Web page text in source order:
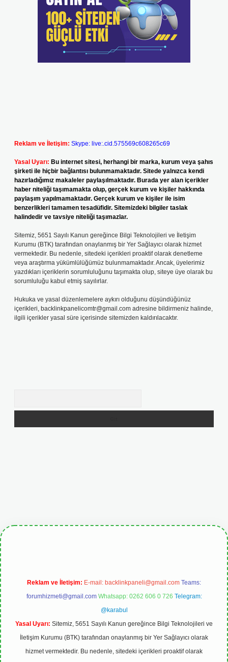
Reklam ve İletişim: Skype: live:.cid.575569c608265c69
Yasal Uyarı: Bu internet sitesi, herhangi bir marka, kurum veya şahıs
şirketi ile hiçbir bağlantısı bulunmamaktadır. Sitede yalnızca kendi
hazırladığımız makaleler paylaşılmaktadır. Burada yer alan içerikler
haber niteliği taşımamakta olup, gerçek kurum ve kişiler hakkında
paylaşım yapılmamaktadır. Gerçek kurum ve kişiler ile isim
benzerlikleri tamamen tesadüfidir. Sitemizdeki bilgiler taslak
halindedir ve tavsiye niteliği taşımazlar.
Sitemiz, 5651 Sayılı Kanun gereğince Bilgi Teknolojileri ve İletişim
Kurumu (BTK) tarafından onaylanmış bir Yer Sağlayıcı olarak hizmet
vermektedir. Bu nedenle, sitedeki içerikleri proaktif olarak denetleme
veya araştırma yükümlülüğümüz bulunmamaktadır. Ancak, üyelerimiz
yazdıkları içeriklerin sorumluluğunu taşımakta olup, siteye üye olarak bu
sorumluluğu kabul etmiş sayılırlar.
Hukuka ve yasal düzenlemelere aykırı olduğunu düşündüğünüz
içerikleri, backlinkpanelicomtr@gmail.com adresine bildirmeniz halinde,
ilgili içerikler yasal süre içerisinde sitemizden kaldırılacaktır.
Reklam ve İletişim: E-mail: backlinkpaneli@gmail.com Teams:
forumhizmeti@gmail.com Whatsapp: 0262 606 0 726 Telegram:
@karabul
Yasal Uyarı: Sitemiz, 5651 Sayılı Kanun gereğince Bilgi Teknolojileri ve
İletişim Kurumu (BTK) tarafından onaylanmış bir Yer Sağlayıcı olarak
hizmet vermektedir. Bu nedenle, sitedeki içerikleri proaktif olarak